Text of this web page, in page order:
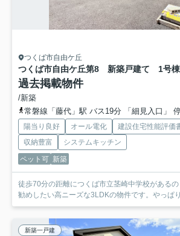
つくば市自由ケ丘
つくば市自由ケ丘第8 新築戸建て 1号棟
過去掲載物件
/新築
常磐線「藤代」駅 バス19分 「細見入口」
陽当り良好 オール電化 建設住宅性能評価
収納豊富
システムキッチン
ペット可 新築
徒歩70分の距離につくば市立茎崎中学校がある
勧めしたい高ニーズな3LDKの物件です。やっぱ
新築一戸建